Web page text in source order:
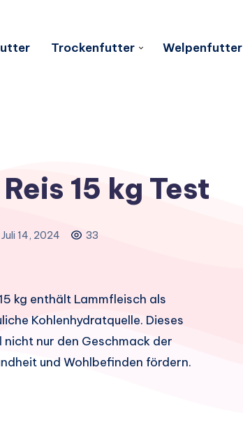
Trockenfutter Welpenfutter
15 kg Test
Juli 14, 2024 33
kg enthält Lammfleisch als
Kohlenhydratquelle. Dieses
nur den Geschmack der
und Wohlbefinden fördern.